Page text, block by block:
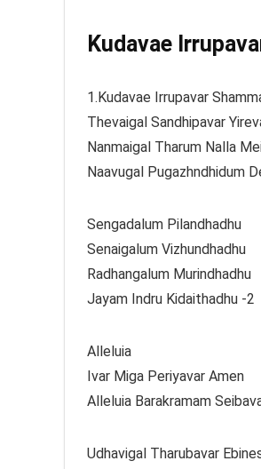
Kudavae
1.Kudavae Irrupavar
Thevaigal Sandhipavar
Nanmaigal Tharum Nalla
Naavugal Pugazhndhidum
Sengadalum Pilandhadhu
Senaigalum Vizhundhadhu
Radhangalum Murindhadhu
Jayam Indru Kidaithadhu -2
Alleluia
Ivar Miga Periyavar Amen
Alleluia Barakramam
Udhavigal Tharubavar